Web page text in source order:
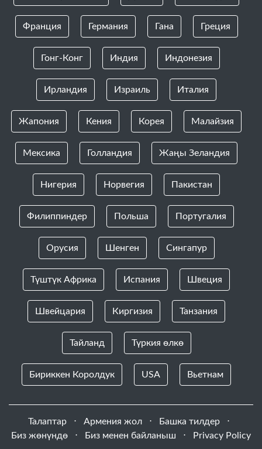
Франция Германия Гана Греция
Гонг-Конг Индия Индонезия
Ирландия Израиль Италия
Жапония Кения Корея Малайзия
Мексика Голландия Жаңы Зеландия
Нигерия Норвегия Пакистан
Филиппиндер Польша Португалия
Орусия Шенген Сингапур
Түштүк Африка Испания Швеция
Швейцария Киргизия Танзания
Тайланд Түркия өлкө
Бириккен Королдук USA Вьетнам
Талаптар ⋅ Армения жол ⋅ Башка тилдер
⋅
Биз жөнүндө
⋅ Биз менен байланыш ⋅ Privacy Policy